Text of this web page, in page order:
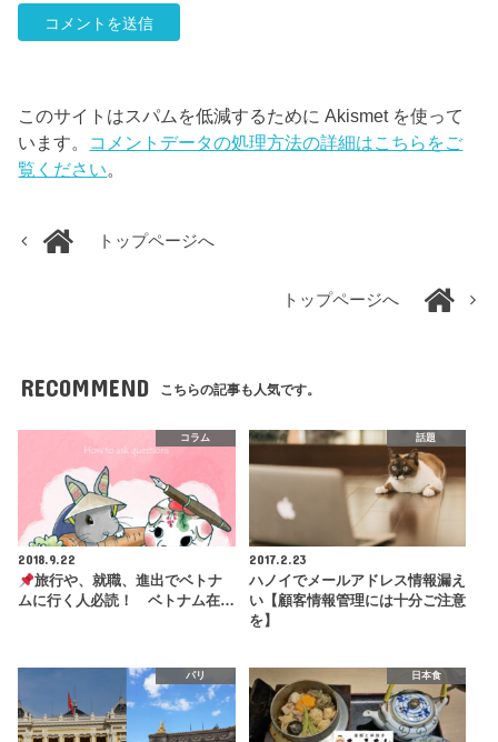
このサイトはスパムを低減するために Akismet を使って
います。 コメントデータの処理方法の詳細はこちらをご
覧ください。
トップページへ
トップページへ
RECOMMEND こちらの記事も人気です。
コラム
2018.9.22
旅行や、就職、進出でベトナ
ムに行く人必読！ ベトナム在…
話題
2017.2.23
ハノイでメールアドレス情報漏え
い【顧客情報管理には十分ご注意
を】
パリ 日本食